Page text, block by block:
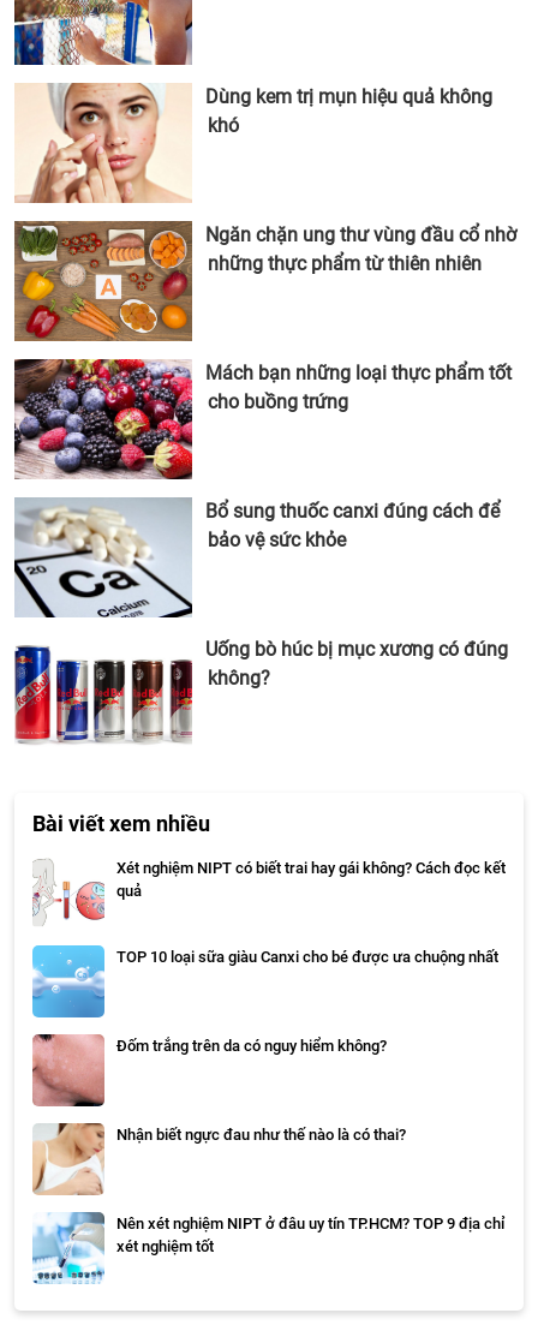
Dùng kem trị mụn hiệu quả không
khó
Ngăn chặn ung thư vùng đầu cổ nhờ
những thực phẩm từ thiên nhiên
Mách bạn những loại thực phẩm tốt
cho buồng trứng
Bổ sung thuốc canxi đúng cách để
bảo vệ sức khỏe
Uống bò húc bị mục xương có đúng
không?
Bài viết xem nhiều
Xét nghiệm NIPT có biết trai hay gái không? Cách đọc kết
quả
TOP 10 loại sữa giàu Canxi cho bé được ưa chuộng nhất
Đốm trắng trên da có nguy hiểm không?
Nhận biết ngực đau như thế nào là có thai?
Nên xét nghiệm NIPT ở đâu uy tín TP.HCM? TOP 9 địa chỉ
xét nghiệm tốt